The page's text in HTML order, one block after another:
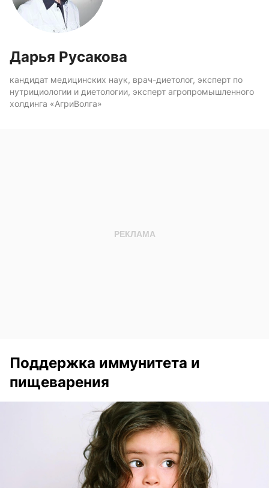
Дарья Русакова
кандидат медицинских наук, врач-диетолог, эксперт по
нутрициологии и диетологии, эксперт агропромышленного
холдинга «АгриВолга»
Поддержка иммунитета и
пищеварения